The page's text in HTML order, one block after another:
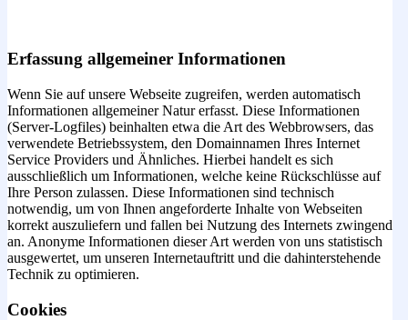
Erfassung allgemeiner Informationen
Wenn Sie auf unsere Webseite zugreifen, werden automatisch
Informationen allgemeiner Natur erfasst. Diese Informationen
(Server-Logfiles) beinhalten etwa die Art des Webbrowsers, das
verwendete Betriebssystem, den Domainnamen Ihres Internet
Service Providers und Ähnliches. Hierbei handelt es sich
ausschließlich um Informationen, welche keine Rückschlüsse auf
Ihre Person zulassen. Diese Informationen sind technisch
notwendig, um von Ihnen angeforderte Inhalte von Webseiten
korrekt auszuliefern und fallen bei Nutzung des Internets zwingend
an. Anonyme Informationen dieser Art werden von uns statistisch
ausgewertet, um unseren Internetauftritt und die dahinterstehende
Technik zu optimieren.
Cookies